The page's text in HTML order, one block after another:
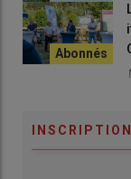
La
y
avait